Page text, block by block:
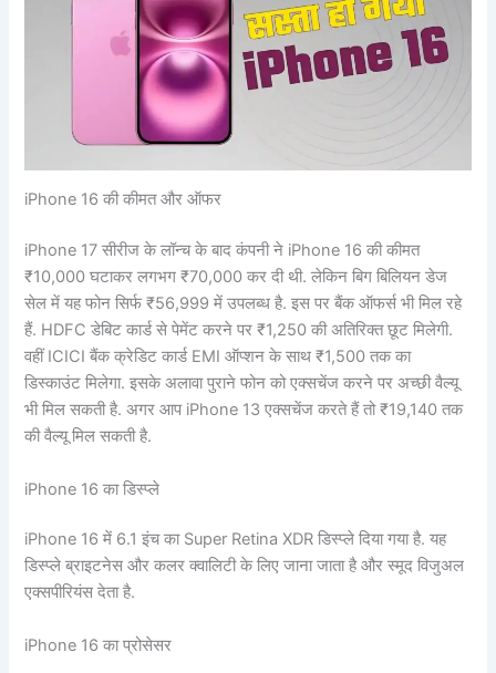
iPhone 16 की कीमत और ऑफर
iPhone 17 सीरीज के लॉन्च के बाद कंपनी ने iPhone 16 की कीमत
₹10,000 घटाकर लगभग ₹70,000 कर दी थी. लेकिन बिग बिलियन डेज
सेल में यह फोन सिर्फ ₹56,999 में उपलब्ध है. इस पर बैंक ऑफर्स भी मिल रहे
हैं. HDFC डेबिट कार्ड से पेमेंट करने पर ₹1,250 की अतिरिक्त छूट मिलेगी.
वहीं ICICI बैंक क्रेडिट कार्ड EMI ऑप्शन के साथ ₹1,500 तक का
डिस्काउंट मिलेगा. इसके अलावा पुराने फोन को एक्सचेंज करने पर अच्छी वैल्यू
भी मिल सकती है. अगर आप iPhone 13 एक्सचेंज करते हैं तो ₹19,140 तक
की वैल्यू मिल सकती है.
iPhone 16 का डिस्प्ले
iPhone 16 में 6.1 इंच का Super Retina XDR डिस्प्ले दिया गया है. यह
डिस्प्ले ब्राइटनेस और कलर क्वालिटी के लिए जाना जाता है और स्मूद विजुअल
एक्सपीरियंस देता है.
iPhone 16 का प्रोसेसर